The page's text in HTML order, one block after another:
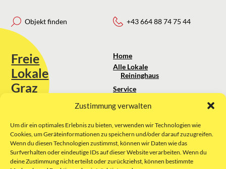
Zustimmung verwalten
Um dir ein optimales Erlebnis zu bieten, verwenden wir Technologien wie
Cookies, um Geräteinformationen zu speichern und/oder darauf zuzugreifen.
Wenn du diesen Technologien zustimmst, können wir Daten wie das
Surfverhalten oder eindeutige IDs auf dieser Website verarbeiten. Wenn du
deine Zustimmung nicht erteilst oder zurückziehst, können bestimmte
Objekt finden
Freie
Lokale
Graz
Sie erreichen uns unter:
kontakt@freielokale-graz.at
Website by Rubikon Werbeagentur
GmbH
+43 664 88 74 75 44
Home
Alle Lokale
Reininghaus
Service
Über uns
Impressum
AGB
Datenschutz